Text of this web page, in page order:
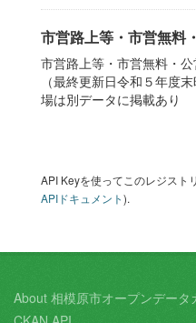
市営路上等・市営無料
市営路上等・市営無料・
（最終更新日令和５年度
場は別データに掲載あり
API Keyを使ってこのレジスト
APIドキュメント).
About 相模原市オープンデータ